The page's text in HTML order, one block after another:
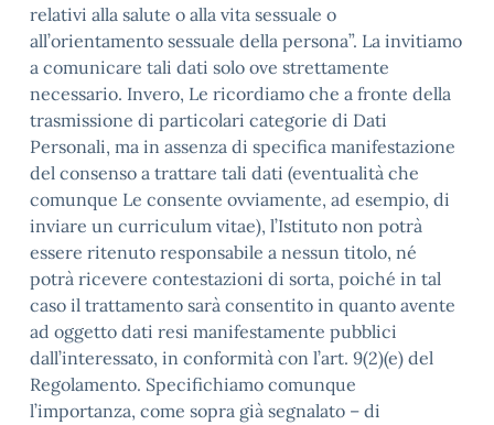
relativi alla salute o alla vita sessuale o
all’orientamento sessuale della persona”. La invitiamo
a comunicare tali dati solo ove strettamente
necessario. Invero, Le ricordiamo che a fronte della
trasmissione di particolari categorie di Dati
Personali, ma in assenza di specifica manifestazione
del consenso a trattare tali dati (eventualità che
comunque Le consente ovviamente, ad esempio, di
inviare un curriculum vitae), l’Istituto non potrà
essere ritenuto responsabile a nessun titolo, né
potrà ricevere contestazioni di sorta, poiché in tal
caso il trattamento sarà consentito in quanto avente
ad oggetto dati resi manifestamente pubblici
dall’interessato, in conformità con l’art. 9(2)(e) del
Regolamento. Specifichiamo comunque
l’importanza, come sopra già segnalato – di